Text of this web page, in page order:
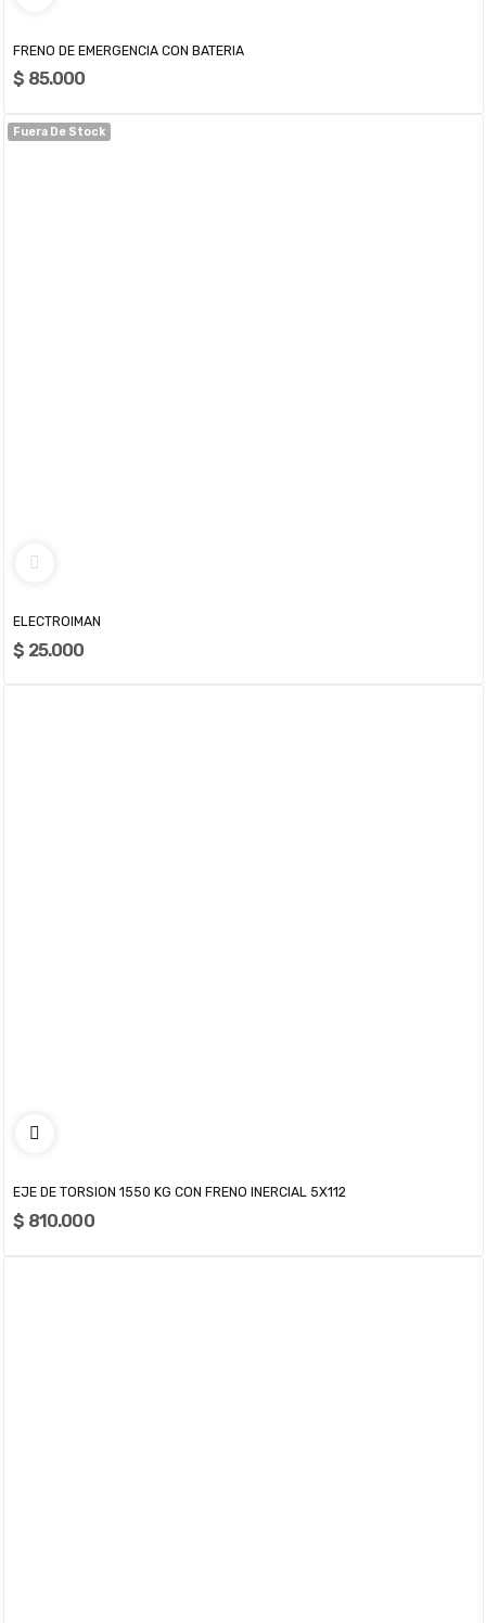
FRENO DE EMERGENCIA CON BATERIA
$ 85.000
Fuera De Stock
ELECTROIMAN
$ 25.000
EJE DE TORSION 1550 KG CON FRENO INERCIAL 5X112
$ 810.000